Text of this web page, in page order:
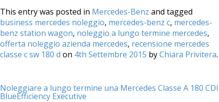
This entry was posted in Mercedes-Benz and tagged
business mercedes noleggio, mercedes-benz c, mercedes-
benz station wagon, noleggio a lungo termine mercedes,
offerta noleggio azienda mercedes, recensione mercedes
classe c sw 180 d on 4th Settembre 2015 byChiara Privitera.
Noleggiare a lungo termine una Mercedes Classe A 180 CDI
BlueEfficiency Executive